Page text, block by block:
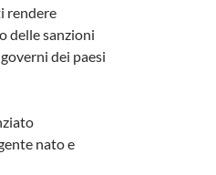
rendere
delle sanzioni
dei paesi
nato e